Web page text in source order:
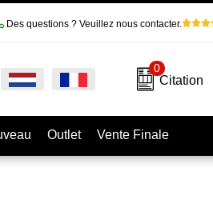
Des questions ? Veuillez nous contacter.
0
Citation
Outlet Vente Finale